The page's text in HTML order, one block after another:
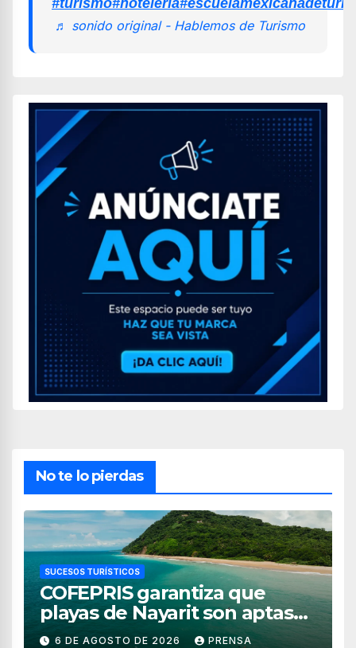
#turismo#hoteleria
♬ sonido original - Hablemos de Turismo
No te lo pierdas
SUCESOS TURÍSTICOS
COFEPRIS garantiza que
playas de Nayarit son aptas
para uso recreativo
6 DE AGOSTO DE 2026 PRENSA